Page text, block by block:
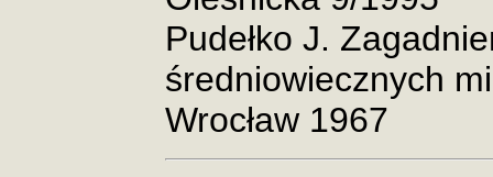
Pudełko J.
średniowiecznych
Wrocław 1967